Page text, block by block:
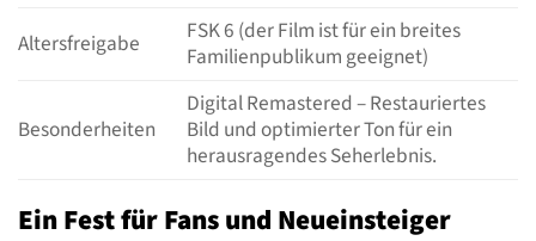
Altersfreigabe
FSK 6 (der Film ist für ein breites
Familienpublikum geeignet)
Besonderheiten
Digital Remastered – Restauriertes
Bild und optimierter Ton für ein
herausragendes Seherlebnis.
Ein Fest für Fans und Neueinsteiger